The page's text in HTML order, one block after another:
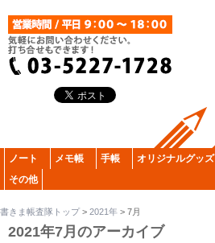
ノート メモ帳 手帳 オリジナルグッズ
その他
書きま帳査隊トップ > 2021年 > 7月
2021年7月のアーカイブ